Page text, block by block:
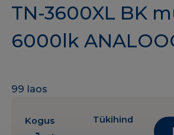
TN-3600XL BK
6000lk
99 laos
Kogus Tükihind